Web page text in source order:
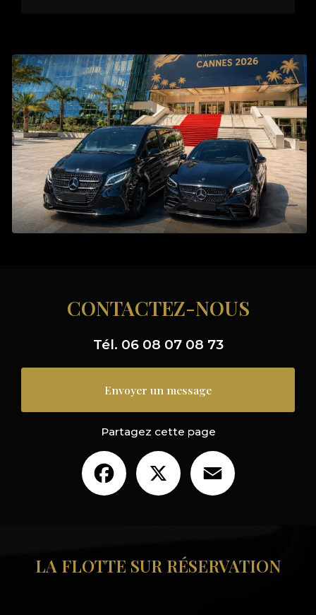
CONTACTEZ-NOUS
Tél. 06 08 07 08 73
Envoyer un message
Partagez cette page
Facebook
LA FLOTTE SUR RÉSERVATION